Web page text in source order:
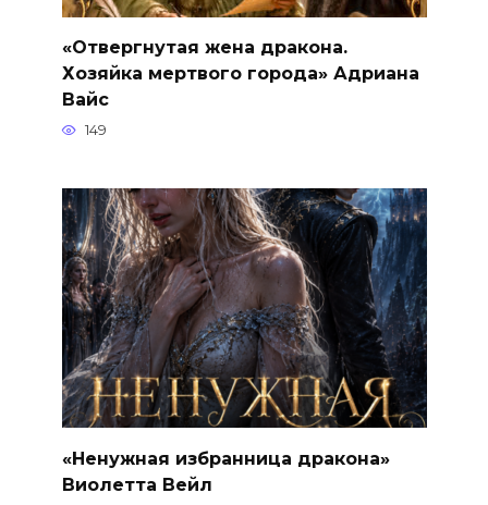
«Отвергнутая жена дракона.
Хозяйка мертвого города» Адриана
Вайс
149
«Ненужная избранница дракона»
Виолетта Вейл